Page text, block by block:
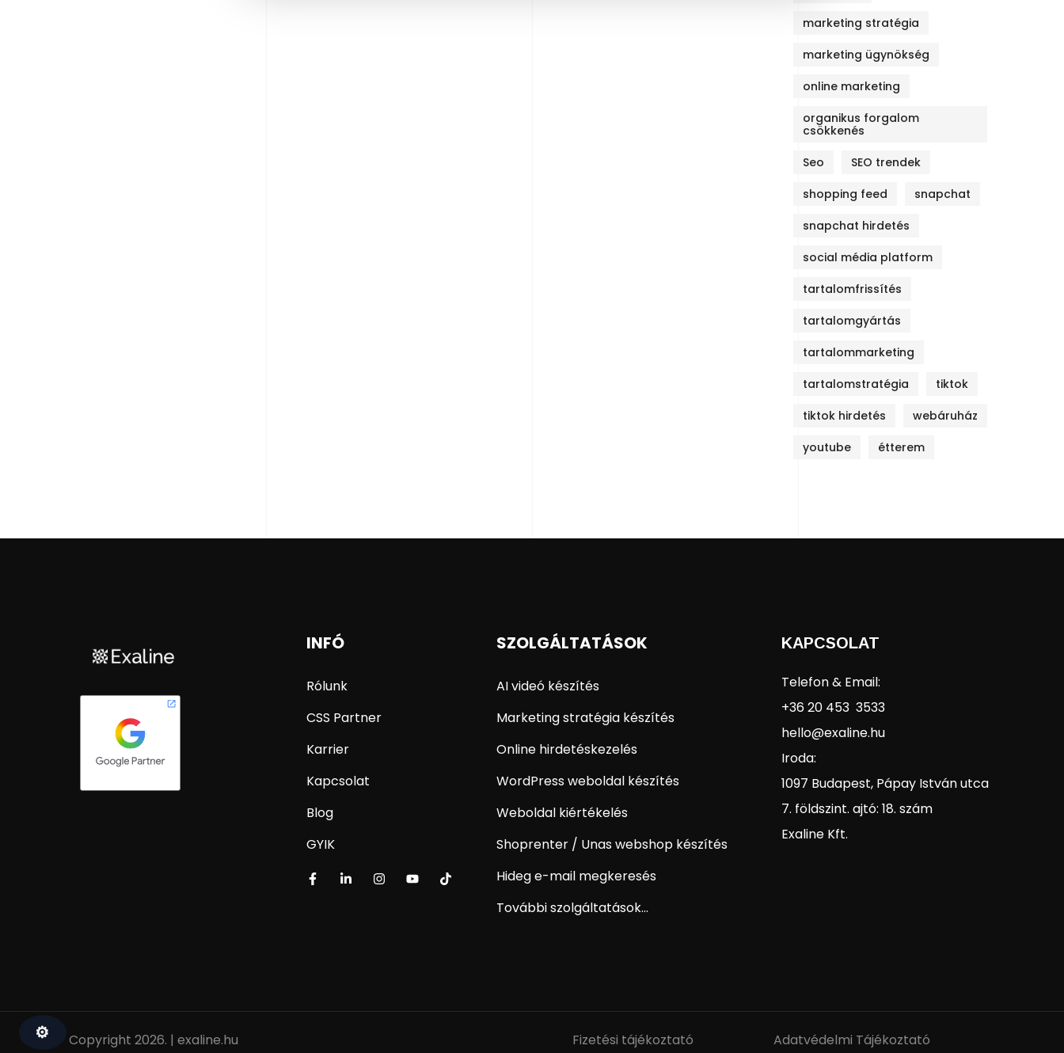
marketing stratégia
marketing ügynökség
online marketing
organikus forgalom
csökkenés
Seo
SEO trendek
shopping feed
snapchat
snapchat hirdetés
social média platform
tartalomfrissítés
tartalomgyártás
tartalommarketing
tartalomstratégia
tiktok
tiktok hirdetés
webáruház
youtube
étterem
INFÓ
Rólunk
CSS Partner
Karrier
Kapcsolat
Blog
GYIK
SZOLGÁLTATÁSOK
AI videó készítés
Marketing stratégia készítés
Online hirdetéskezelés
WordPress weboldal készítés
Weboldal kiértékelés
Shoprenter / Unas webshop készítés
Hideg e-mail megkeresés
További szolgáltatások...
KAPCSOLAT
Telefon & Email:
+36 20 453 3533
hello@exaline.hu
Iroda:
1097 Budapest, Pápay István utca
7. földszint. ajtó: 18. szám
Exaline Kft.
Copyright 2026. | exaline.hu Fizetési tájékoztató Adatvédelmi Tájékoztató
⚙